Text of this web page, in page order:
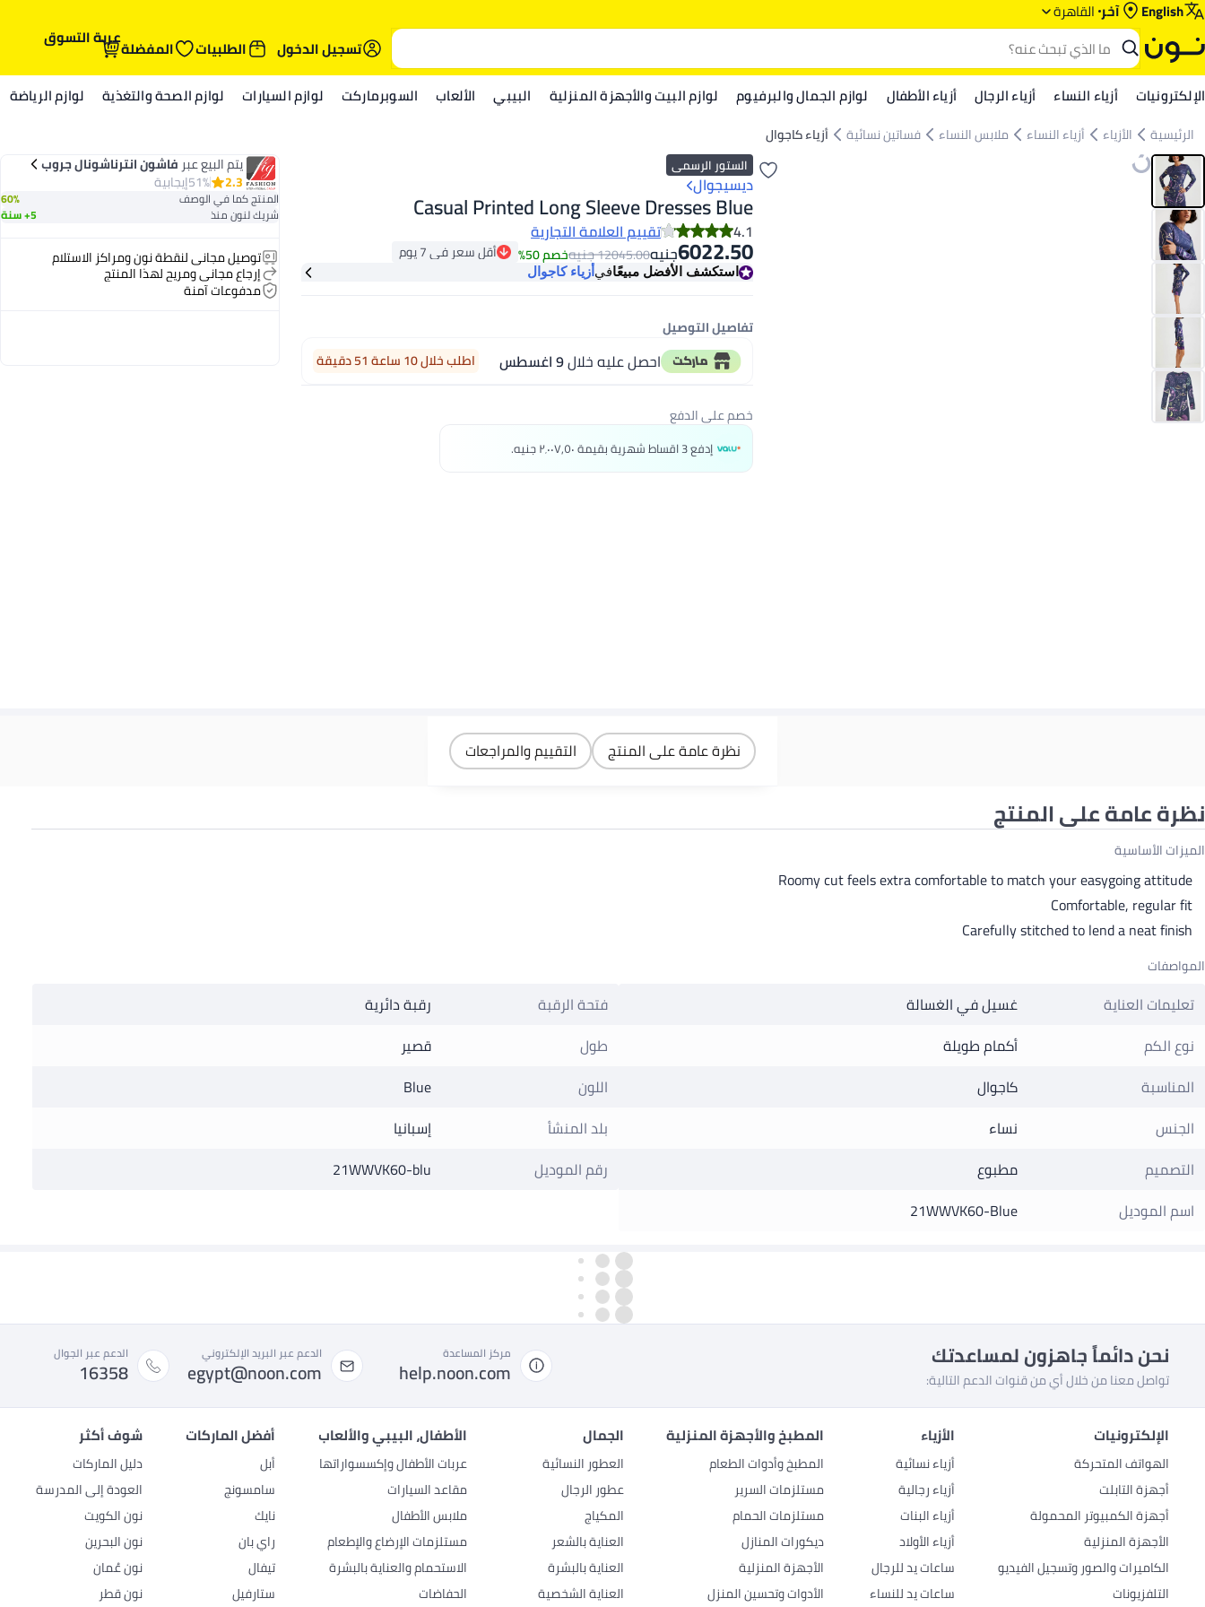
English آخر القاهرة
تسجيل الدخول
الطلبيات المفضلةعربة التسوق
الإلكترونيات أزياء النساء أزياء الرجال أزياء الأطفال لوازم الجمال والبرفيوم لوازم البيت والأجهزة المنزلية البيبي الألعاب السوبرماركت لوازم السيارات لوازم الصحة والتغذية لوازم الرياضة
الرئيسية الأزياء أزياء النساء ملابس النساء فساتين نسائية أزياء كاجوال
الستور الرسمي
ديسيجوال
Casual Printed Long Sleeve Dresses Blue
4.1
تقييم العلامة التجارية
جنيه6022.50 جنيه12045.00 خصم 50% أقل سعر في 7 يوم
أقل سعر في 7 يوم استكشف الأفضل مبيعًافيأزياء كاجوال
تفاصيل التوصيل
احصل عليه خلال9 اغسطس اطلب خلال 10 ساعة 51 دقيقة
خصم على الدفع
إدفع 3 اقساط شهرية بقيمة ٢٬٠٠٧٫٥٠ جنيه.
يتم البيع عبر فاشون انترناشونال جروب
2.3
51%إيجابية
المنتج كما في الوصف 60%
شريك لنون منذ 5+ سنة
توصيل مجاني لنقطة نون ومراكز الاستلام
إرجاع مجاني ومريح لهذا المنتج
مدفوعات آمنة
نظرة عامة على المنتج التقييم والمراجعات
نظرة عامة على المنتج
الميزات الأساسية
Roomy cut feels extra comfortable to match your easygoing attitude
Comfortable, regular fit
Carefully stitched to lend a neat finish
المواصفات
تعليمات العناية
غسيل في الغسالة
نوع الكم
أكمام طويلة
المناسبة
كاجوال
الجنس
نساء
التصميم
مطبوع
اسم الموديل
21WWVK60-Blue
فتحة الرقبة
رقبة دائرية
طول
قصير
اللون
Blue
بلد المنشأ
إسبانيا
رقم الموديل
21WWVK60-blu
نحن دائماً جاهزون لمساعدتك
تواصل معنا من خلال أي من قنوات الدعم التالية:
مركز المساعدة
help.noon.com
الدعم عبر البريد الإلكتروني
egypt@noon.com
الدعم عبر الجوال
16358
الإلكترونيات
الهواتف المتحركة
أجهزة التابلت
أجهزة الكمبيوتر المحمولة
الأجهزة المنزلية
الكاميرات والصور وتسجيل الفيديو
التلفزيونات
الأزياء
أزياء نسائية
أزياء رجالية
أزياء البنات
أزياء الأولاد
ساعات يد للرجال
ساعات يد للنساء
المطبخ والأجهزة المنزلية
المطبخ وأدوات الطعام
مستلزمات السرير
مستلزمات الحمام
ديكورات المنازل
الأجهزة المنزلية
الأدوات وتحسين المنزل
الجمال
العطور النسائية
عطور الرجال
المكياج
العناية بالشعر
العناية بالبشرة
العناية الشخصية
الأطفال، البيبي والألعاب
عربات الأطفال وإكسسواراتها
مقاعد السيارات
ملابس الأطفال
مستلزمات الإرضاع والإطعام
الاستحمام والعناية بالبشرة
الحفاضات
أفضل الماركات
أبل
سامسونج
نايك
راي بان
تيفال
ستارفيل
شوف أكثر
دليل الماركات
العودة إلى المدرسة
نون الكويت
نون البحرين
نون عُمان
نون قطر